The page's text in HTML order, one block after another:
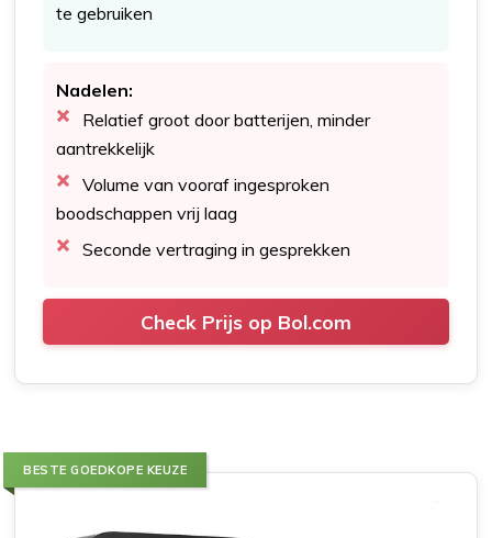
te gebruiken
Nadelen:
Relatief groot door batterijen, minder
aantrekkelijk
Volume van vooraf ingesproken
boodschappen vrij laag
Seconde vertraging in gesprekken
Check Prijs op Bol.com
BESTE GOEDKOPE KEUZE